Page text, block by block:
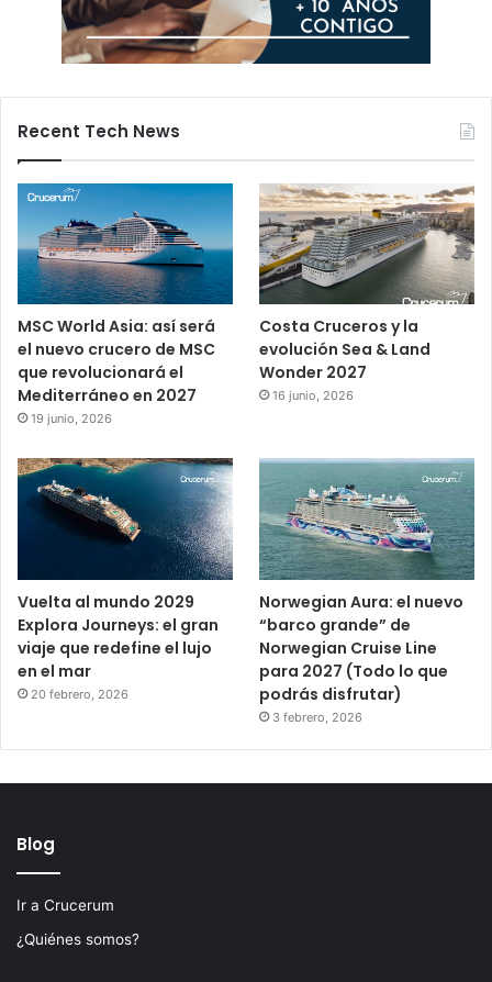
Recent Tech News
MSC World Asia: así será
el nuevo crucero de MSC
que revolucionará el
Mediterráneo en 2027
19 junio, 2026
Costa Cruceros y la
evolución Sea & Land
Wonder 2027
16 junio, 2026
Vuelta al mundo 2029
Explora Journeys: el gran
viaje que redefine el lujo
en el mar
20 febrero, 2026
Norwegian Aura: el nuevo
“barco grande” de
Norwegian Cruise Line
para 2027 (Todo lo que
podrás disfrutar)
3 febrero, 2026
Blog
Ir a Crucerum
¿Quiénes somos?